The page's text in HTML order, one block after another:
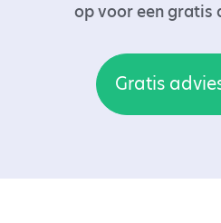
op voor een gratis
Gratis